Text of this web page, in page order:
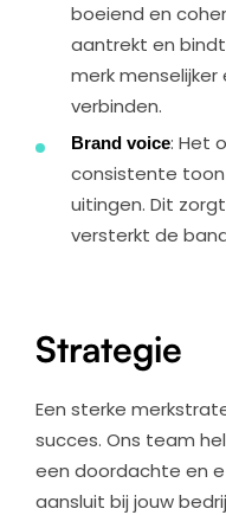
boeiend en
aantrekt en
merk
verbinden.
Brand voice: Het
consistente
uitingen. Dit
versterkt de
Strategie
Een sterke
succes. Ons team
een doordachte en
aansluit bij jouw